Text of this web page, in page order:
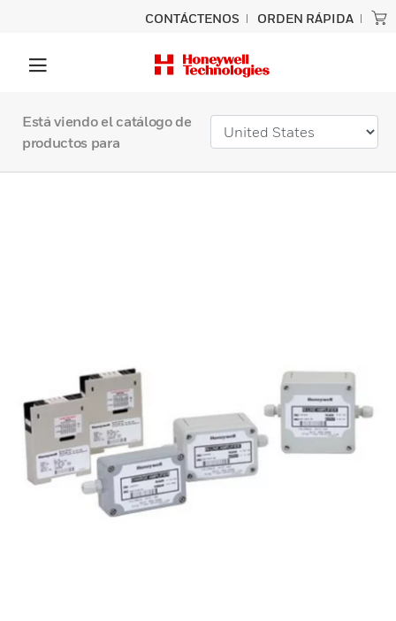
CONTÁCTENOS ORDEN RÁPIDA
Está viendo el catálogo de
productos para